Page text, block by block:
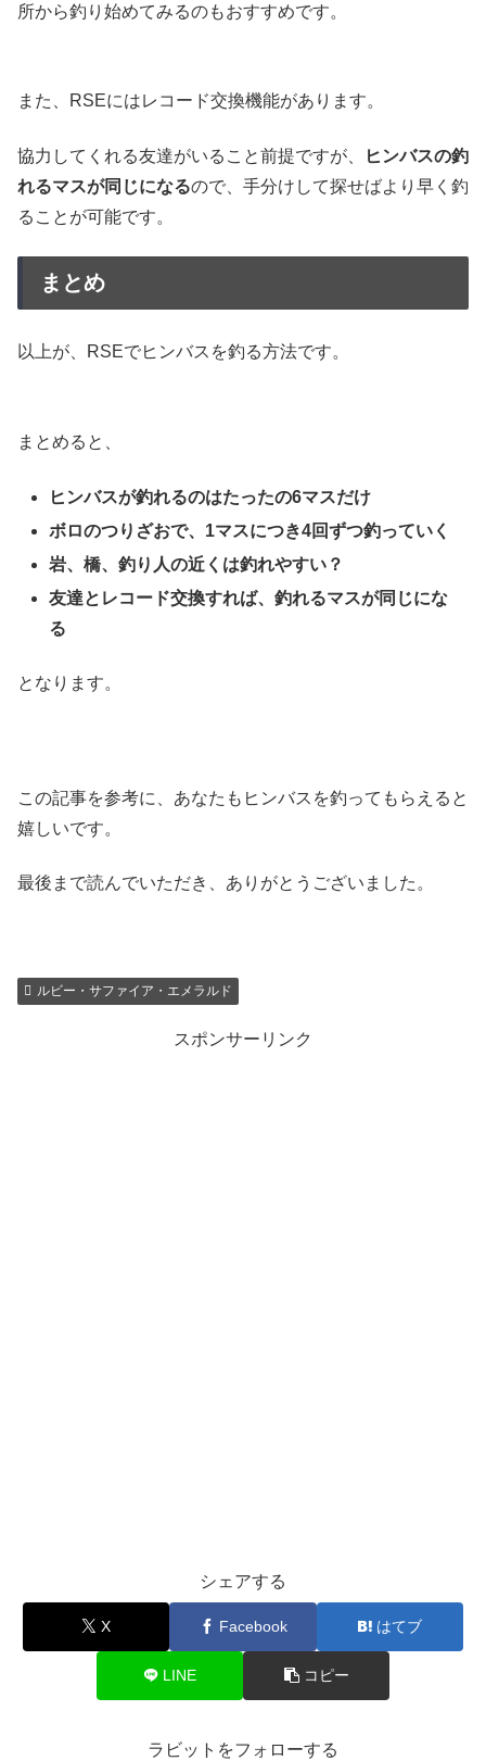
所から釣り始めてみるのもおすすめです。
また、RSEにはレコード交換機能があります。
協力してくれる友達がいること前提ですが、
ヒンバスの釣
れるマスが同じになるので、手分けして探せばより早く釣
ることが可能です。
まとめ
以上が、RSEでヒンバスを釣る方法です。
まとめると、
ヒンバスが釣れるのはたったの6マスだけ
ボロのつりざおで、1マスにつき4回ずつ釣っていく
岩、橋、釣り人の近くは釣れやすい？
友達とレコード交換すれば、釣れるマスが同じにな
る
となります。
この記事を参考に、あなたもヒンバスを釣ってもらえると
嬉しいです。
最後まで読んでいただき、ありがとうございました。
ルビー・サファイア・エメラルド
スポンサーリンク
シェアする
X Facebook はてブ
LINE コピー
ラビットをフォローする